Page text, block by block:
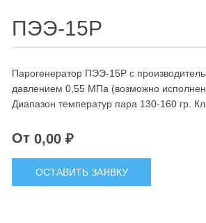
ПЭЭ-15Р
Парогенератор ПЭЭ-15Р с
давлением 0,55 МПа (возможно
Диапазон температур пара 130-160 гр.
От0,00 ₽
ОСТАВИТЬ ЗАЯВКУ